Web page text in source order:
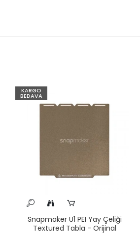
KARGO
BEDAVA
Snapmaker U1 PEI Yay Çeliği
Textured Tabla - Orijinal